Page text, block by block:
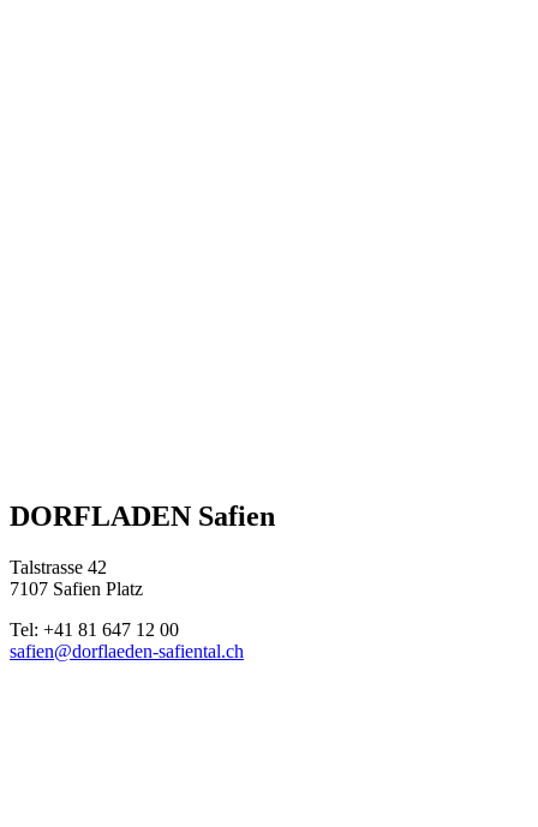
DORFLADEN Safien
Talstrasse 42
7107 Safien Platz
Tel: +41 81 647 12 00
safien@dorflaeden-safiental.ch